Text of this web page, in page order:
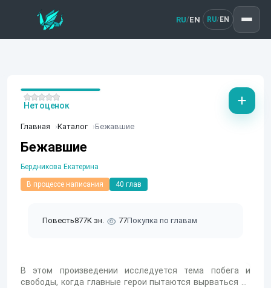
RU/EN RU/ EN
Главная Каталог Бежавшие
Бежавшие
Бердникова Екатерина
В процессе написания 40 глав
Повесть877K зн. 77Покупка по главам
Нет оценок
В этом произведении исследуется тема побега и
свободы, когда главные герои пытаются вырваться из